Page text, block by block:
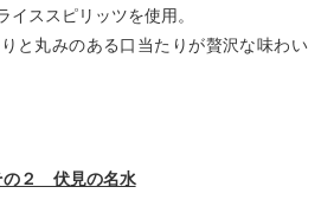
イススピリッツを使用。
と丸みのある口当たりが贅沢な味わい
の２ 伏見の名水